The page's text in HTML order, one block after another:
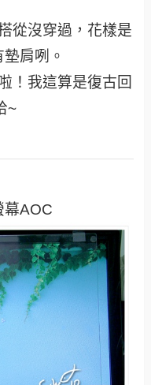
從沒穿過，花樣是
肩咧。
！我這算是復古回
~
幕AOC